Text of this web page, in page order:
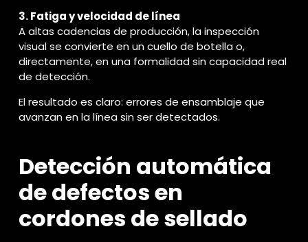
3. Fatiga y velocidad de línea
A altas cadencias de producción, la inspección
visual se convierte en un cuello de botella o,
directamente, en una formalidad sin capacidad real
de detección.
El resultado es claro: errores de ensamblaje que
avanzan en la línea sin ser detectados.
Detección automática
de defectos en
cordones de sellado